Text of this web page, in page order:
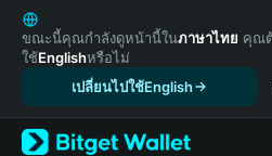
English
日本語
Tiếng Việt
Español (Latinoamérica)
Türkçe
ขณะนี้คุณกำลังดูหน้านี้ในภาษาไทย คุณต้
ใช้Englishหรือไม่
เปลี่ยนไปใช้English